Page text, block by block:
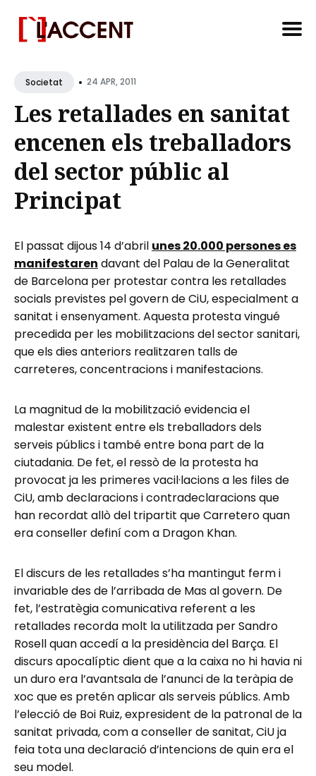
forSocietat • 24 APR, 2011
Les retallades en sanitat
encenen els treballadors
del sector públic al
Principat
El passat dijous 14 d’abril unes 20.000 persones es
manifestaren davant del Palau de la Generalitat
de Barcelona per protestar contra les retallades
socials previstes pel govern de CiU, especialment a
sanitat i ensenyament. Aquesta protesta vingué
precedida per les mobilitzacions del sector sanitari,
que els dies anteriors realitzaren talls de
carreteres, concentracions i manifestacions.
La magnitud de la mobilització evidencia el
malestar existent entre els treballadors dels
serveis públics i també entre bona part de la
ciutadania. De fet, el ressò de la protesta ha
provocat ja les primeres vacil·lacions a les files de
CiU, amb declaracions i contradeclaracions que
han recordat allò del tripartit que Carretero quan
era conseller definí com a Dragon Khan.
El discurs de les retallades s’ha mantingut ferm i
invariable des de l’arribada de Mas al govern. De
fet, l’estratègia comunicativa referent a les
retallades recorda molt la utilitzada per Sandro
Rosell quan accedí a la presidència del Barça. El
discurs apocalíptic dient que a la caixa no hi havia ni
un duro era l’avantsala de l’anunci de la teràpia de
xoc que es pretén aplicar als serveis públics. Amb
l’elecció de Boi Ruiz, expresident de la patronal de la
sanitat privada, com a conseller de sanitat, CiU ja
feia tota una declaració d’intencions de quin era el
seu model.